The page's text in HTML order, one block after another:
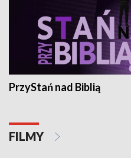
PrzyStań nad Biblią
FILMY